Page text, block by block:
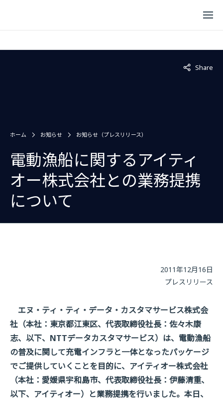
ホーム お知らせ お知らせ（プレスリリース）
電動漁船に関するアイティ
オー株式会社との業務提携
について
Share
Not
2011年12月16日
プレスリリース
エヌ・ティ・ティ・データ・カスタマサービス株式会
社（本社：東京都江東区、代表取締役社長：佐々木康
志、以下、NTTデータカスタマサービス）は、電動漁船
の普及に関して充電インフラと一体となったパッケージ
でご提供していくことを目的に、アイティオー株式会社
（本社：愛媛県宇和島市、代表取締役社長：伊藤清重、
以下、アイティオー）と業務提携を行いました。本日、